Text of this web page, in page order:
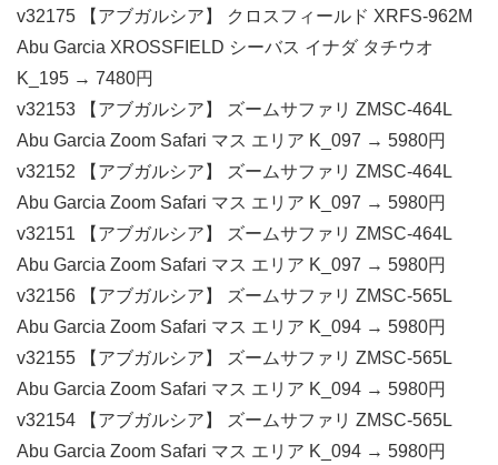
v32175 【アブガルシア】 クロスフィールド XRFS-962M
Abu Garcia XROSSFIELD シーバス イナダ タチウオ
K_195 → 7480円
v32153 【アブガルシア】 ズームサファリ ZMSC-464L
Abu Garcia Zoom Safari マス エリア K_097 → 5980円
v32152 【アブガルシア】 ズームサファリ ZMSC-464L
Abu Garcia Zoom Safari マス エリア K_097 → 5980円
v32151 【アブガルシア】 ズームサファリ ZMSC-464L
Abu Garcia Zoom Safari マス エリア K_097 → 5980円
v32156 【アブガルシア】 ズームサファリ ZMSC-565L
Abu Garcia Zoom Safari マス エリア K_094 → 5980円
v32155 【アブガルシア】 ズームサファリ ZMSC-565L
Abu Garcia Zoom Safari マス エリア K_094 → 5980円
v32154 【アブガルシア】 ズームサファリ ZMSC-565L
Abu Garcia Zoom Safari マス エリア K_094 → 5980円